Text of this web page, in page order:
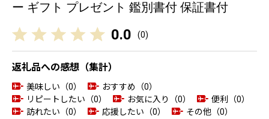
ー ギフト プレゼント 鑑別書付 保証書付
0.0 (0)
返礼品への感想（集計）
美味しい（0）
おすすめ（0）
リピートしたい（0）
お気に入り（0）
便利（0）
訪れたい（0）
応援したい（0） その他（0）